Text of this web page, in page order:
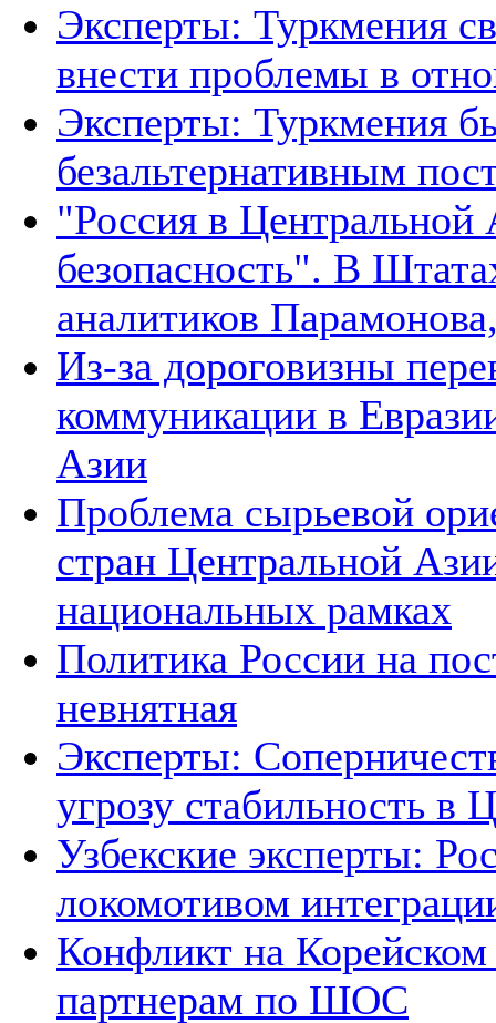
Эксперты: Туркмения
внести проблемы в
Эксперты: Туркмения
безальтернативным
"Россия в Центральной
безопасность". В
аналитиков
Из-за дороговизны
коммуникации в
Азии
Проблема сырьевой
стран Центральной
национальных рамках
Политика России на
невнятная
Эксперты:
угрозу стабильность в
Узбекские эксперты:
локомотивом
Конфликт на
партнерам по ШОС